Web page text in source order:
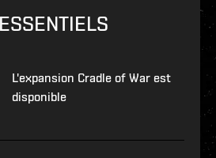
L'expansion Cradle of War est
disponible